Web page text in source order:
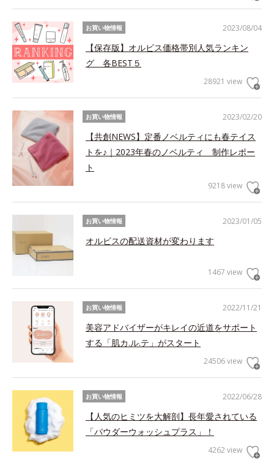
2023/08/04
お買い物情報
【保存版】オルビス価格帯別人気ランキン
グ 各BEST５
28921 view
2023/02/20
お買い物情報
【共創NEWS】定番ノベルティにも春テイス
トを♪｜2023年春のノベルティ 制作レポー
ト
9218 view
2023/01/05
お買い物情報
オルビスの配送資材が変わります
1467 view
2022/11/21
お買い物情報
美容アドバイザーがキレイの近道をサポート
する「肌カ.ル.テ」がスタート
24506 view
2022/06/28
お買い物情報
【人気のヒミツを大解剖】長年愛されている
「パウダーウォッシュプラス」！
4262 view